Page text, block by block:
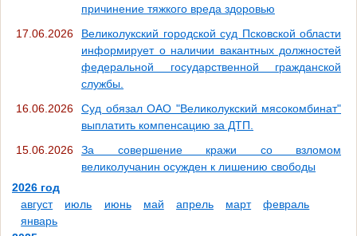
причинение тяжкого вреда здоровью
17.06.2026
Великолукский городской суд Псковской области
информирует о наличии вакантных должностей
федеральной государственной гражданской
службы.
16.06.2026
Суд обязал ОАО "Великолукский мясокомбинат"
выплатить компенсацию за ДТП.
15.06.2026
За совершение кражи со взломом
великолучанин осужден к лишению свободы
2026 год
август
июль июнь май апрель март
февраль
январь